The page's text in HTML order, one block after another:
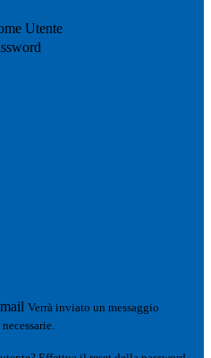
Utente
Verrà inviato un messaggio